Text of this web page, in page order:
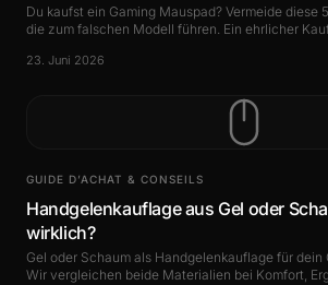
Du kaufst ein Gaming Mauspad? Vermeide diese
die zum falschen Modell führen. Ein ehrlicher
23. Juni 2026
GUIDE D’ACHAT & CONSEILS
Handgelenkauflage aus Gel oder
wirklich?
Gel oder Schaum als Handgelenkauflage für dein
Wir vergleichen beide Materialien bei Komfort,